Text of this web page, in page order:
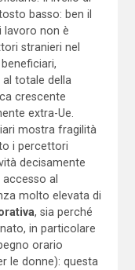
basso: ben il
lavoro non è
stranieri nel
al totale della
crescente
extra-Ue.
mostra fragilità
i percettori
decisamente
al
molto elevata di
, sia perché
in particolare
orario
le donne): questa